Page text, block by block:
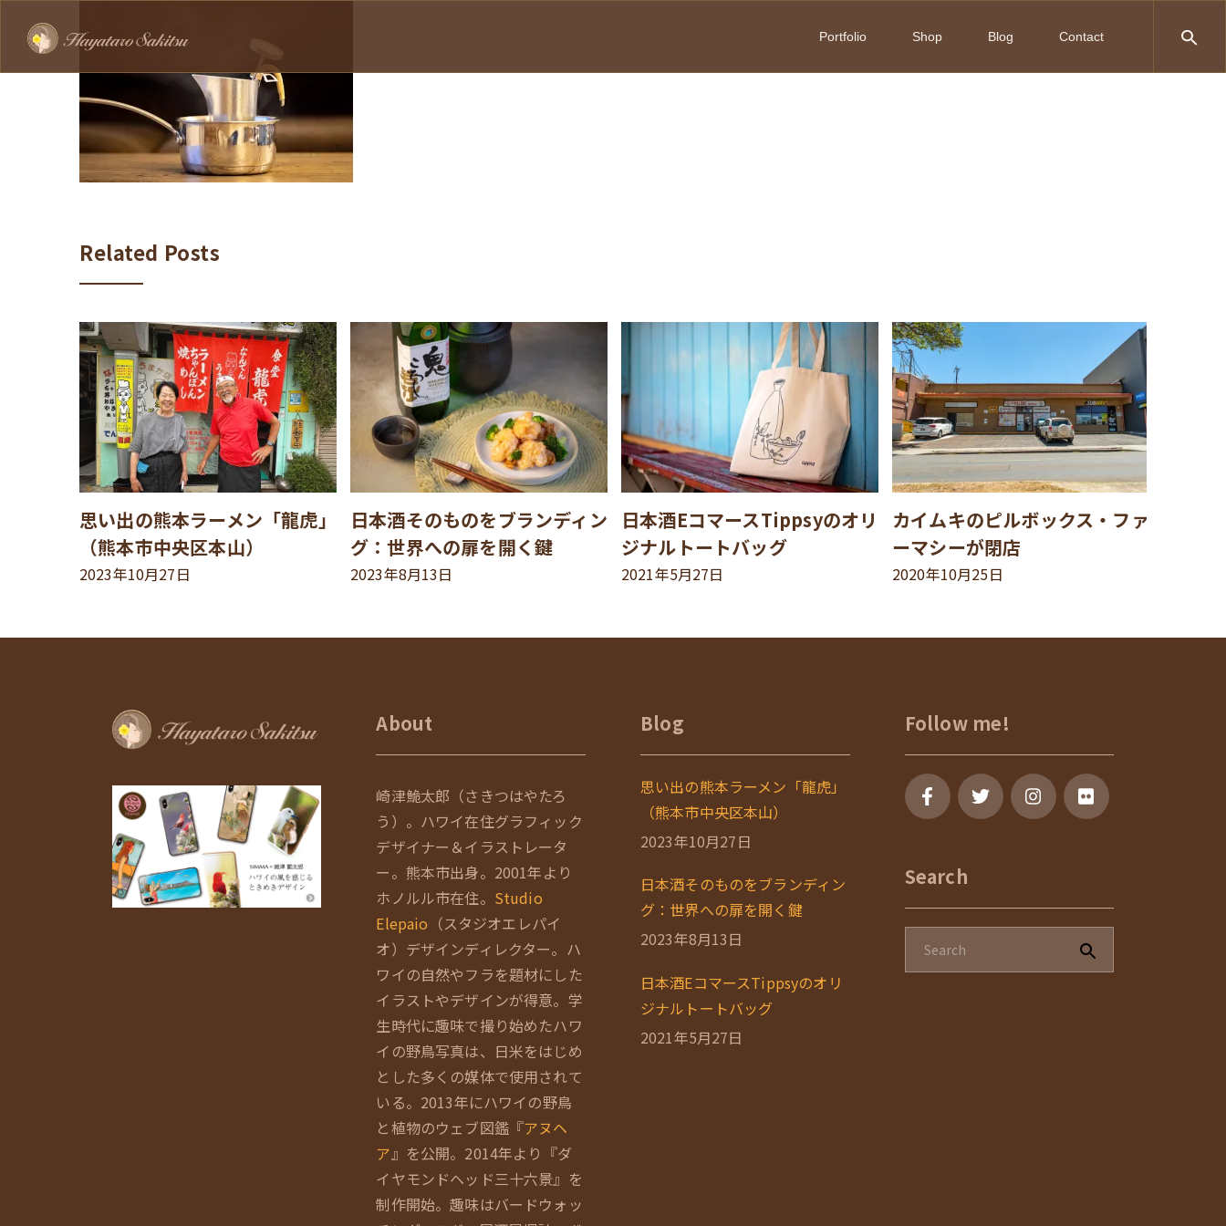
Portfolio Shop Blog Contact
Related Posts
思い出の熊本ラーメン「龍虎」
（熊本市中央区本山）
2023年10月27日
日本酒そのものをブランディン
グ：世界への扉を開く鍵
2023年8月13日
日本酒EコマースTippsyのオリ
ジナルトートバッグ
2021年5月27日
カイムキのピルボックス・ファ
ーマシーが閉店
2020年10月25日
About
崎津鮠太郎（さきつはやたろ
う）。ハワイ在住グラフィック
デザイナー＆イラストレータ
ー。熊本市出身。2001年より
ホノルル市在住。 Studio
Elepaio （スタジオエレパイ
オ）デザインディレクター。ハ
ワイの自然やフラを題材にした
イラストやデザインが得意。学
生時代に趣味で撮り始めたハワ
イの野鳥写真は、日米をはじめ
とした多くの媒体で使用されて
いる。2013年にハワイの野鳥
と植物のウェブ図鑑『アヌヘ
ア』を公開。2014年より『ダ
イヤモンドヘッド三十六景』を
制作開始。趣味はバードウォッ
Blog
思い出の熊本ラーメン「龍虎」
（熊本市中央区本山）
2023年10月27日
日本酒そのものをブランディン
グ：世界への扉を開く鍵
2023年8月13日
日本酒EコマースTippsyのオリ
ジナルトートバッグ
2021年5月27日
Follow me!
Search